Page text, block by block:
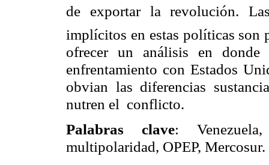
de exportar la revolución.
implícitos en estas políticas son
ofrecer un análisis en donde
enfrentamiento con Estados
obvian las diferencias
nutren el conflicto.
Palabras clave:
multipolaridad, OPEP, Mercosur.